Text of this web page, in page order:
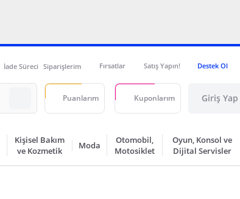
İade Süreci Siparişlerim Fırsatlar Satış Yapın! Destek Ol
Puanlarım Kuponlarım Giriş
Kişisel Bakım
ve Kozmetik
Moda
Otomobil,
Motosiklet
Oyun, Konsol ve
Dijital Servisler